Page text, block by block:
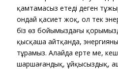
қамтамасыз етеді деген
ондай қасиет жоқ, ол тек
біз өз бойымыздағы
қысқаша айтқанда,
тұрамыз. Алайда ерте ме,
шаршағандық, ұйқысыздық,